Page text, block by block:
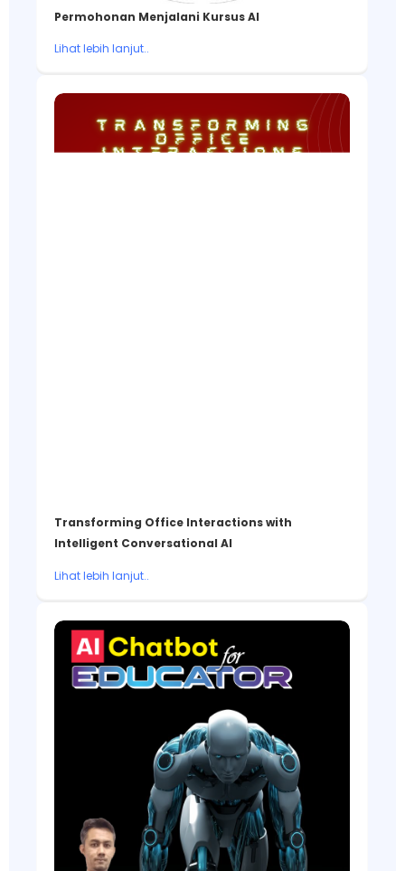
Permohonan Menjalani Kursus AI
Lihat lebih lanjut..
Transforming Office Interactions with
Intelligent Conversational AI
Lihat lebih lanjut..